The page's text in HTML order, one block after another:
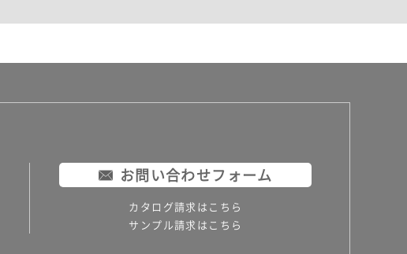
お問い合わせフォーム
カタログ請求はこちら
サンプル請求はこちら